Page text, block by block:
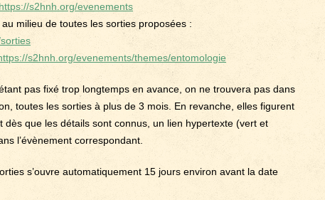
https://s2hnh.org/evenements
milieu de toutes les sorties proposées :
s2hnh.org/evenements/themes/entomologie
pas fixé trop longtemps en avance, on ne trouvera pas dans
toutes les sorties à plus de 3 mois. En revanche, elles figurent
dès que les détails sont connus, un lien hypertexte (vert et
l’évènement correspondant.
s’ouvre automatiquement 15 jours environ avant la date